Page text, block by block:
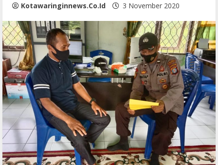
Kotawaringinnews.co.id 3 November 2020